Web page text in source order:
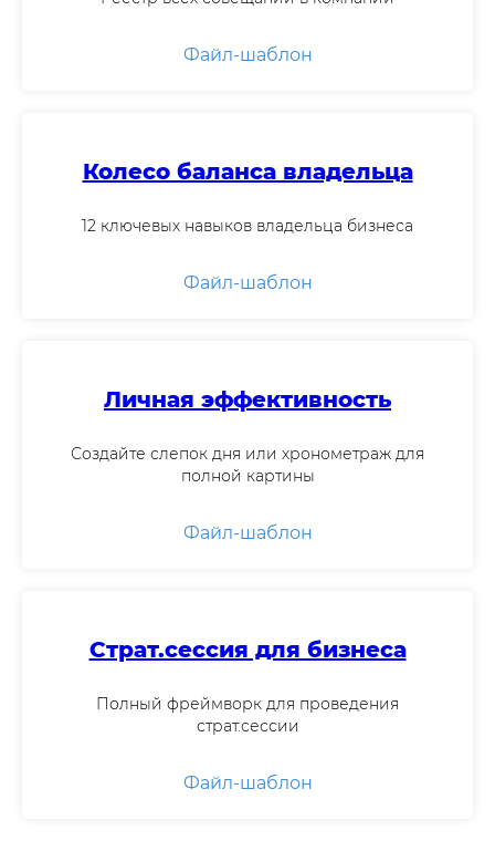
Файл-шаблон
Колесо баланса владельца
12 ключевых навыков владельца бизнеса
Файл-шаблон
Личная эффективность
Создайте слепок дня или хронометраж для
полной картины
Файл-шаблон
Страт.сессия для бизнеса
Полный фреймворк для проведения
страт.сессии
Файл-шаблон
Секреты и лайфхаки в наших